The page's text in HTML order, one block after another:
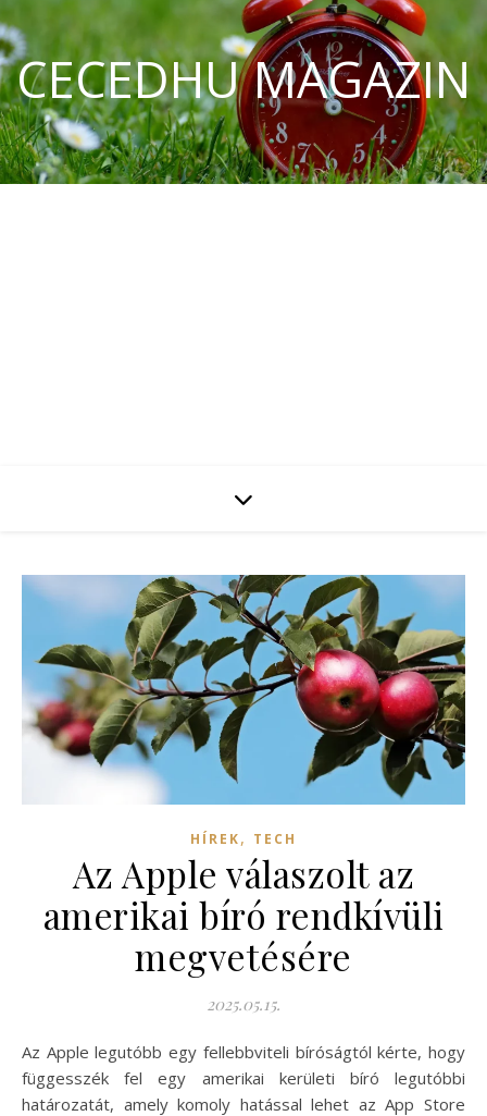
CECEDHU MAGAZIN
HÍREK, TECH
Az Apple válaszolt az
amerikai bíró rendkívüli
megvetésére
2025.05.15.
Az Apple legutóbb egy fellebbviteli bíróságtól kérte, hogy
függesszék fel egy amerikai kerületi bíró legutóbbi
határozatát, amely komoly hatással lehet az App Store